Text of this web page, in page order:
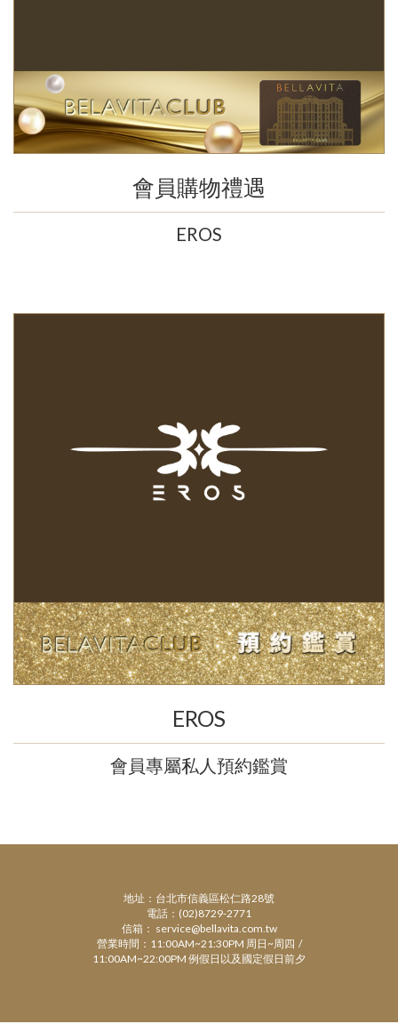
會員購物禮遇
EROS
EROS
會員專屬私人預約鑑賞
地址：台北市信義區松仁路28號
電話：(02)8729-2771
信箱： service@bellavita.com.tw
營業時間：11:00AM~21:30PM 周日~周四 /
11:00AM~22:00PM 例假日以及國定假日前夕